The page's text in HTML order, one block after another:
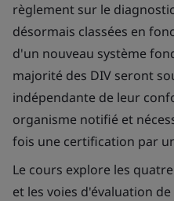
règlement sur le
désormais classées en
d'un nouveau système
majorité des DIV seront
indépendante de leur
organisme notifié et
fois une certification par
Le cours explore les
et les voies d'évaluation